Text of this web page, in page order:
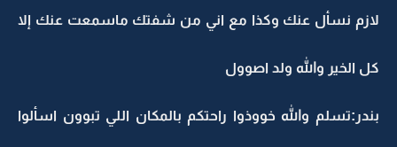
لازم نسأل عنك وكذا مع اني من شفتك ماسمعت عنك إلا
كل الخير والله ولد اصوول
بندر:تسلم والله خووذوا راحتكم بالمكان اللي تبوون اسألوا